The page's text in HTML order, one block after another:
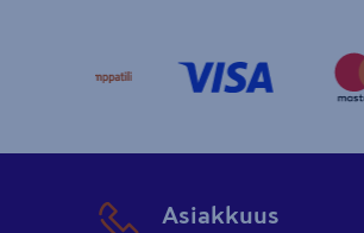
Asiakkuus